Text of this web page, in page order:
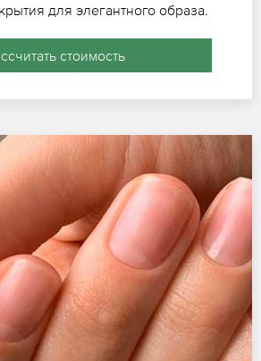
для элегантного образа.
стоимость